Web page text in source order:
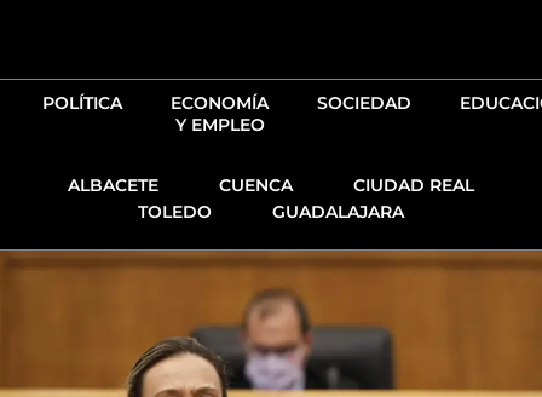
POLÍTICA
ECONOMÍA
Y EMPLEO
SOCIEDAD
ALBACETE CUENCA
CIUDAD REAL
TOLEDO
GUADALAJARA